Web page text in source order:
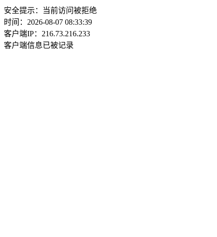
安全提示：当前访问被拒绝
时间：2026-08-07 08:33:39
客户端IP：216.73.216.233
客户端信息已被记录